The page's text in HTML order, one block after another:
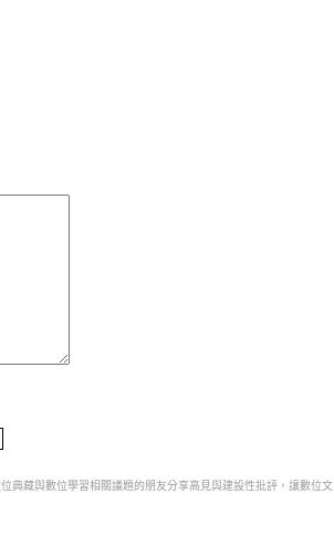
典藏與數位學習相關議題的朋友分享高見與建設性批評，讓數位文